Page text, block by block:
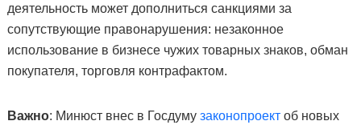
деятельность может дополниться санкциями за
сопутствующие правонарушения: незаконное
использование в бизнесе чужих товарных знаков, обман
покупателя, торговля контрафактом.
Важно: Минюст внес в Госдуму законопроектоб новых